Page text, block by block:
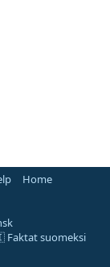
Home
suomeksi